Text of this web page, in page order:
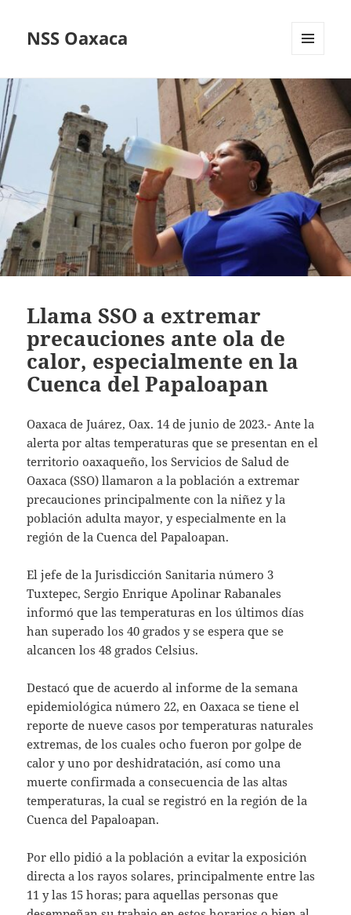
NSS Oaxaca
WIDGETS
Llama SSO a extremar
precauciones ante ola de
calor, especialmente en la
Cuenca del Papaloapan
Oaxaca de Juárez, Oax. 14 de junio de 2023.- Ante la
alerta por altas temperaturas que se presentan en el
territorio oaxaqueño, los Servicios de Salud de
Oaxaca (SSO) llamaron a la población a extremar
precauciones principalmente con la niñez y la
población adulta mayor, y especialmente en la
región de la Cuenca del Papaloapan.
El jefe de la Jurisdicción Sanitaria número 3
Tuxtepec, Sergio Enrique Apolinar Rabanales
informó que las temperaturas en los últimos días
han superado los 40 grados y se espera que se
alcancen los 48 grados Celsius.
Destacó que de acuerdo al informe de la semana
epidemiológica número 22, en Oaxaca se tiene el
reporte de nueve casos por temperaturas naturales
extremas, de los cuales ocho fueron por golpe de
calor y uno por deshidratación, así como una
muerte confirmada a consecuencia de las altas
temperaturas, la cual se registró en la región de la
Cuenca del Papaloapan.
Por ello pidió a la población a evitar la exposición
directa a los rayos solares, principalmente entre las
11 y las 15 horas; para aquellas personas que